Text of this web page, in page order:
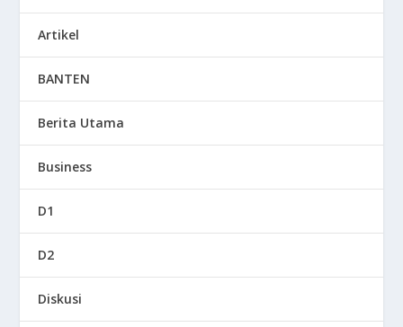
Artikel
BANTEN
Berita Utama
Business
D1
D2
Diskusi